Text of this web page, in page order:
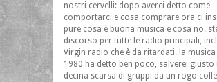
nostri cervelli: dopo averci detto come
comportarci e cosa comprare ora ci
pure cosa è buona musica e cosa no.
discorso per tutte le radio principali,
Virgin radio che è da ritardati. la musica
1980 ha detto ben poco, salverei giusto
decina scarsa di gruppi da un rogo